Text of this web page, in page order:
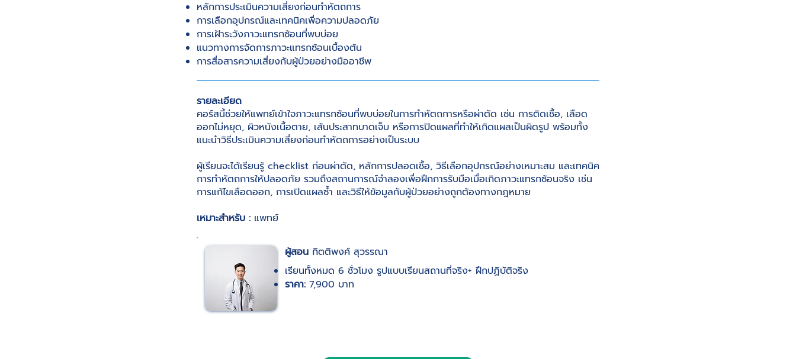
หลักการประเมินความเสี่ยงก่อนทำหัตถการ
การเลือกอุปกรณ์และเทคนิคเพื่อความปลอดภัย
การเฝ้าระวังภาวะแทรกซ้อนที่พบบ่อย
แนวทางการจัดการภาวะแทรกซ้อนเบื้องต้น
การสื่อสารความเสี่ยงกับผู้ป่วยอย่างมืออาชีพ
รายละเอียด
คอร์สนี้ช่วยให้แพทย์เข้าใจภาวะแทรกซ้อนที่พบบ่อยในการทำหัตถการหรือผ่าตัด เช่น การติดเชื้อ, เลือด
ออกไม่หยุด, ผิวหนังเนื้อตาย, เส้นประสาทบาดเจ็บ หรือการปิดแผลที่ทำให้เกิดแผลเป็นผิดรูป พร้อมทั้ง
แนะนำวิธีประเมินความเสี่ยงก่อนทำหัตถการอย่างเป็นระบบ
ผู้เรียนจะได้เรียนรู้ checklist ก่อนผ่าตัด, หลักการปลอดเชื้อ, วิธีเลือกอุปกรณ์อย่างเหมาะสม และเทคนิค
การทำหัตถการให้ปลอดภัย รวมถึงสถานการณ์จำลองเพื่อฝึกการรับมือเมื่อเกิดภาวะแทรกซ้อนจริง เช่น
การแก้ไขเลือดออก, การเปิดแผลซ้ำ และวิธีให้ข้อมูลกับผู้ป่วยอย่างถูกต้องทางกฎหมาย
เหมาะสำหรับ : แพทย์
ผู้สอน กิตติพงศ์ สุวรรณา
เรียนทั้งหมด 6 ชั่วโมง รูปแบบเรียนสถานที่จริง+ ฝึกปฏิบัติจริง
ราคา: 7,900 บาท